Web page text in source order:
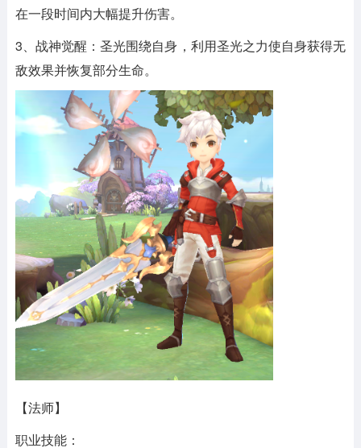
在一段时间内大幅提升伤害。
3、战神觉醒：圣光围绕自身，利用圣光之力使自身获得无
敌效果并恢复部分生命。
【法师】
职业技能：